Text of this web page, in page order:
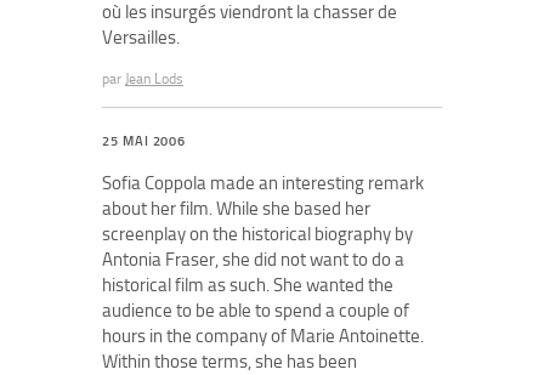
où les insurgés viendront la chasser de
Versailles.
par Jean Lods
25 MAI 2006
Sofia Coppola made an interesting remark
about her film. While she based her
screenplay on the historical biography by
Antonia Fraser, she did not want to do a
historical film as such. She wanted the
audience to be able to spend a couple of
hours in the company of Marie Antoinette.
Within those terms, she has been